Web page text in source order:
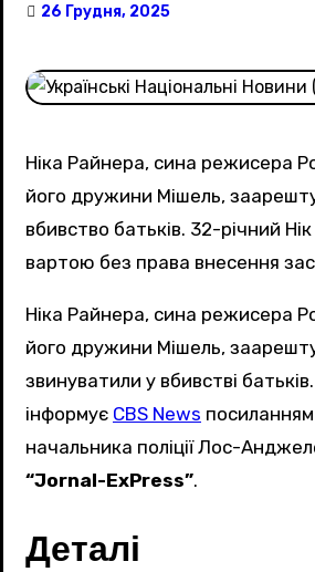
26 Грудня, 2025
Ніка Райнера, сина режисера Роба Райнера та
його дружини Мішель,
вбивство батьків. 32-річний
вартою без права внесення
Ніка Райнера, сина режисера Роба Райнера та
його дружини Мішель,
звинуватили у вбивстві
інформує CBS News
начальника поліції Лос-
“Jornal-ExPress”.
Деталі